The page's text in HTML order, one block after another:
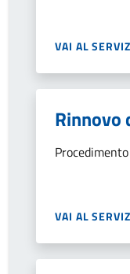
VAI AL
Rinnovo
VAI AL